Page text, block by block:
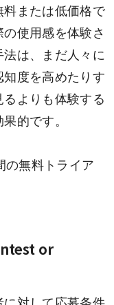
または低価格で
使用感を体験さ
は、まだ人々に
度を高めたりす
よりも体験する
的です。
の無料トライア
or